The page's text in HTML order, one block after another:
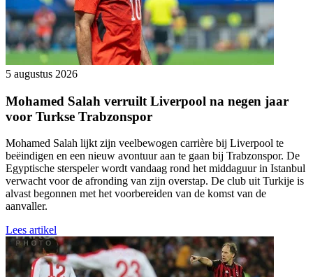
5 augustus 2026
Mohamed Salah verruilt Liverpool na negen jaar
voor Turkse Trabzonspor
Mohamed Salah lijkt zijn veelbewogen carrière bij Liverpool te
beëindigen en een nieuw avontuur aan te gaan bij Trabzonspor. De
Egyptische sterspeler wordt vandaag rond het middaguur in Istanbul
verwacht voor de afronding van zijn overstap. De club uit Turkije is
alvast begonnen met het voorbereiden van de komst van de
aanvaller.
Lees artikel